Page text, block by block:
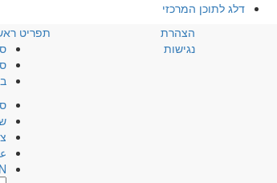
דלג לתוכן המרכזי
הצהרת
נגישות
תפריט